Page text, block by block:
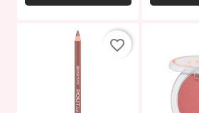
favorite_border